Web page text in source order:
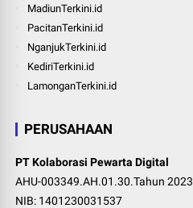
MadiunTerkini.id
PacitanTerkini.id
NganjukTerkini.id
KediriTerkini.id
LamonganTerkini.id
PERUSAHAAN
PT Kolaborasi Pewarta Digital
AHU-003349.AH.01.30.Tahun 2023
NIB: 1401230031537